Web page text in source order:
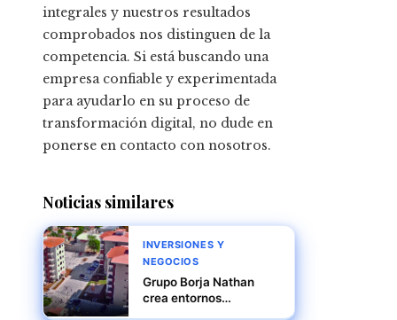
integrales y nuestros resultados
comprobados nos distinguen de la
competencia. Si está buscando una
empresa confiable y experimentada
para ayudarlo en su proceso de
transformación digital, no dude en
ponerse en contacto con nosotros.
Noticias similares
INVERSIONES Y
NEGOCIOS
Grupo Borja Nathan
crea entornos